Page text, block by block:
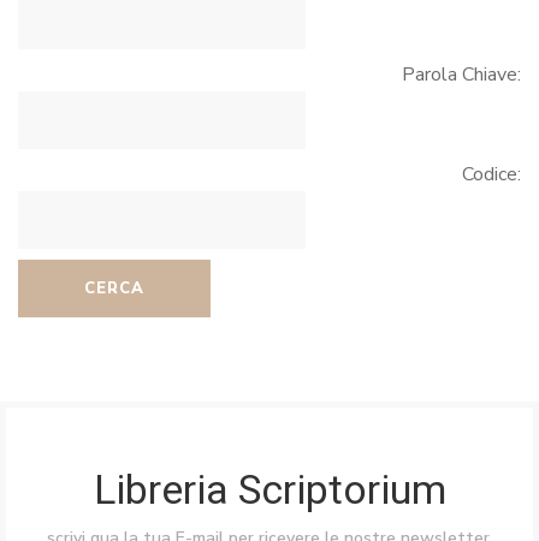
Parola Chiave:
Codice:
CERCA
Libreria Scriptorium